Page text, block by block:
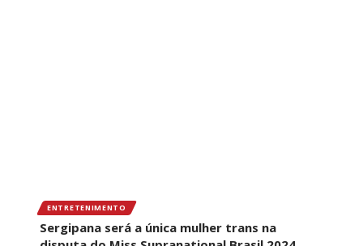
ENTRETENIMENTO
Sergipana será a única mulher trans na